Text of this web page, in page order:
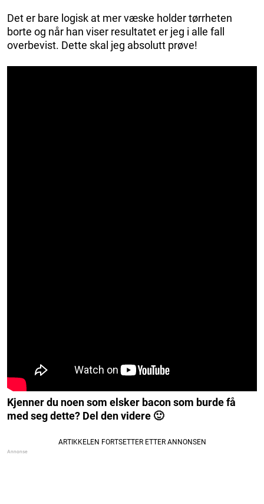
Det er bare logisk at mer væske holder tørrheten
borte og når han viser resultatet er jeg i alle fall
overbevist. Dette skal jeg absolutt prøve!
Kjenner du noen som elsker bacon som burde få
med seg dette? Del den videre 🙂